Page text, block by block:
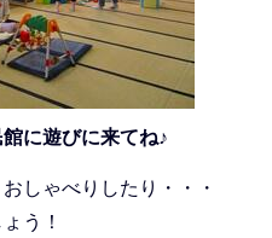
に遊びに来てね♪
しゃべりしたり・・・
う！